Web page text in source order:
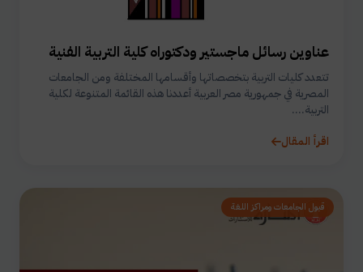
عناوين رسائل ماجستير ودكتوراه كلية التربية الفنية
تتعدد كليات التربية بتخصصاتها وأقسامها المختلفة ومن الجامعات
المصرية في جمهورية مصر العربية أعددنا هذه القائمة المتنوعة لكلية
التربية....
اقرأ المقال
قبول الجامعات ومراكز اللغة